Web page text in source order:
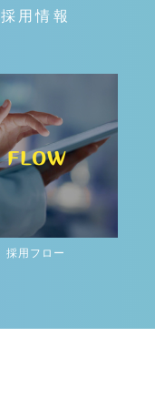
採用情報
採用フロー